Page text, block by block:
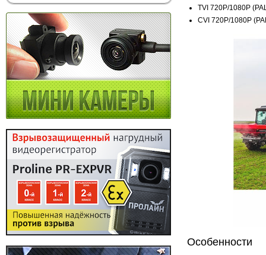
TVI 720P/1080P
CVI 720P/1080P
Особенности